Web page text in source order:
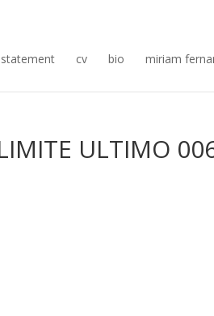
statement cv bio miriam
ULTIMO